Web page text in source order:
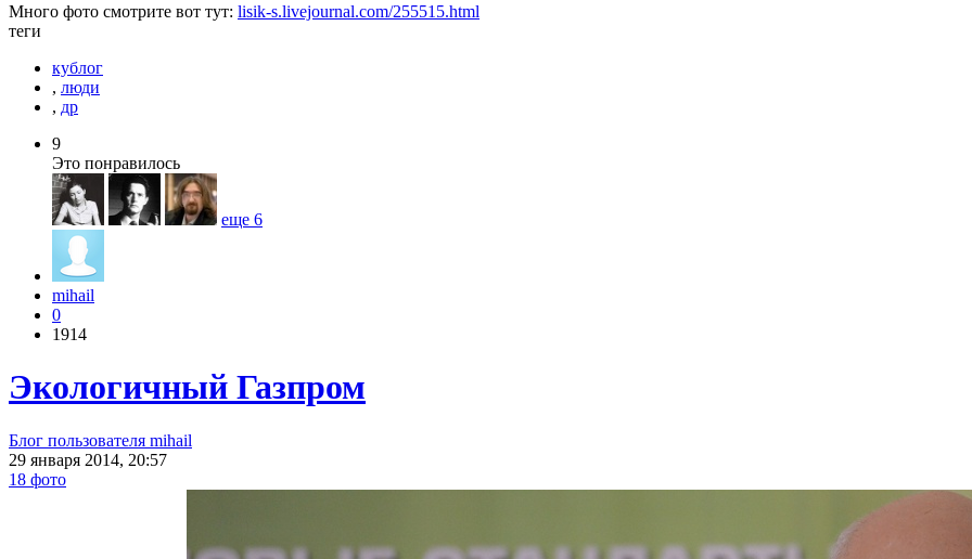
Много фото смотрите вот тут: lisik-s.livejournal.com/255515.html
теги
кублог
, люди
, др
9
Это понравилось
еще 6
mihail
0
1914
Экологичный Газпром
Блог пользователя mihail
29 января 2014, 20:57
18 фото